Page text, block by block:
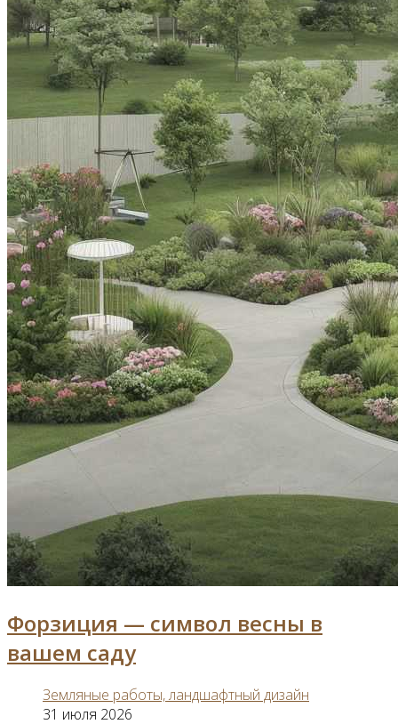
Форзиция — символ весны в
вашем саду
Земляные работы, ландшафтный дизайн
31 июля 2026